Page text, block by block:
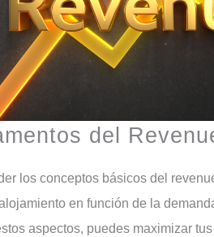
del
en función de la
aspectos, puedes maximizar